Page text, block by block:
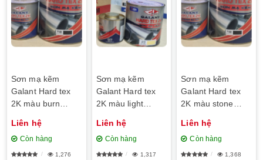
Sơn mạ kẽm
Galant Hard tex
2K màu burn
Liên hệ
Còn hàng
1,276
Sơn mạ kẽm
Galant Hard tex
2K màu light
Liên hệ
Còn hàng
1,317
Sơn mạ kẽm
Galant Hard tex
2K màu stone
Liên hệ
Còn hàng
1,368